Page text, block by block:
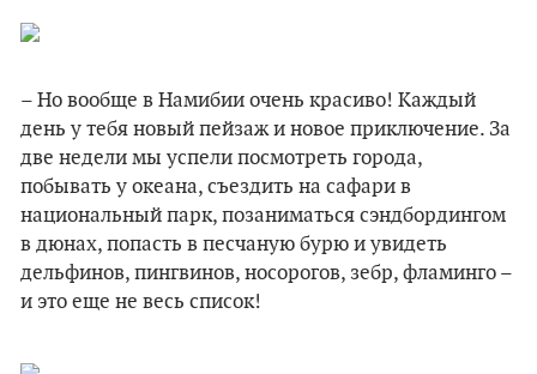
– Но вообще в Намибии очень красиво! Каждый
день у тебя новый пейзаж и новое приключение. За
две недели мы успели посмотреть города,
побывать у океана, съездить на сафари в
национальный парк, позаниматься сэндбордингом
в дюнах, попасть в песчаную бурю и увидеть
дельфинов, пингвинов, носорогов, зебр, фламинго –
и это еще не весь список!